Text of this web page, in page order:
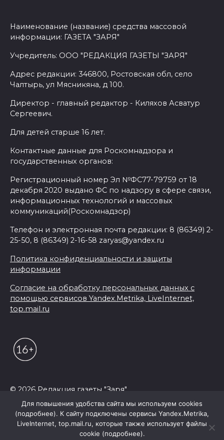
Наименование (название) средства массовой
информации: ГАЗЕТА "ЗАРЯ"
Учредитель: ООО "РЕДАКЦИЯ ГАЗЕТЫ "ЗАРЯ"
Адрес редакции: 346800, Ростовская обл, село
Чалтырь, ул Мясникяна, д 100.
Директор - главный редактор - Киляхов Асватур
Сергеевич.
Для детей старше 16 лет.
Контактные данные для Роскомнадзора и
государственных органов:
Регистрационный номер Эл №ФС77-79759 от 18
декабря 2020 выдано ФС по надзору в сфере связи,
информационных технологий и массовых
коммуникаций(Роскомнадзор)
Телефон и электронная почта редакции: 8 (86349) 2-
25-50, 8 (86349) 2-16-58 zaryas@yandex.ru
Политика конфиденциальности и защиты
информации
Согласие на обработку персональных данных с
помощью сервисов Yandex.Metrika, LiveInternet,
top.mail.ru
© 2026 Редакция газеты "Заря"
Для повышения удобства сайта мы используем cookies
(подробнее). К сайту подключены сервисы Yandex.Metrika,
LiveInternet, top.mail.ru, которые также использует файлы
cookie (подробнее).